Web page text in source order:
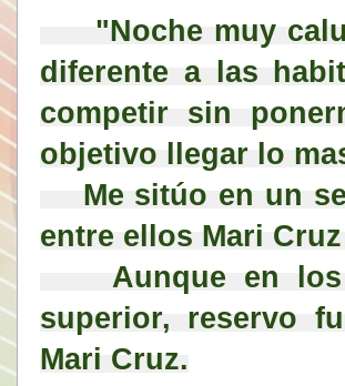
"Noche muy
diferente a las
competir sin
objetivo llegar lo
entre ellos Mari
superior, reservo
Mari Cruz.